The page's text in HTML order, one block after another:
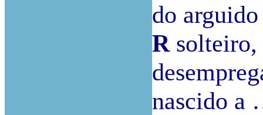
do arguido
Rsolteiro,
nascido a